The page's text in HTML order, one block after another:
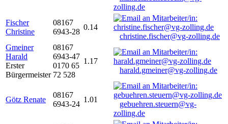
zolling.de
Fischer
Christine
08167
6943-28
0.14
christine.fischer@vg-zolling.de
Gmeiner
Harald
Erster
Bürgermeister
08167
6943-47
0170 65
72 528
1.17
harald.gmeiner@vg-zolling.de
Götz Renate
08167
6943-24
1.01
gebuehren.steuern@vg-
zolling.de